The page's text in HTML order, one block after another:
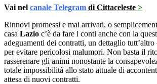
Vai nel canale Telegram di Cittaceleste >
Rinnovi promessi e mai arrivati, o
casa Lazio c’è da fare i conti anche con la
adeguamenti dei contratti, un dettaglio
per evitare pericolosi malumori. Non basta il
rasserenare gli animi nonostante la
totale impossibilità allo stato attuale di
attesa di nuovi contratti.